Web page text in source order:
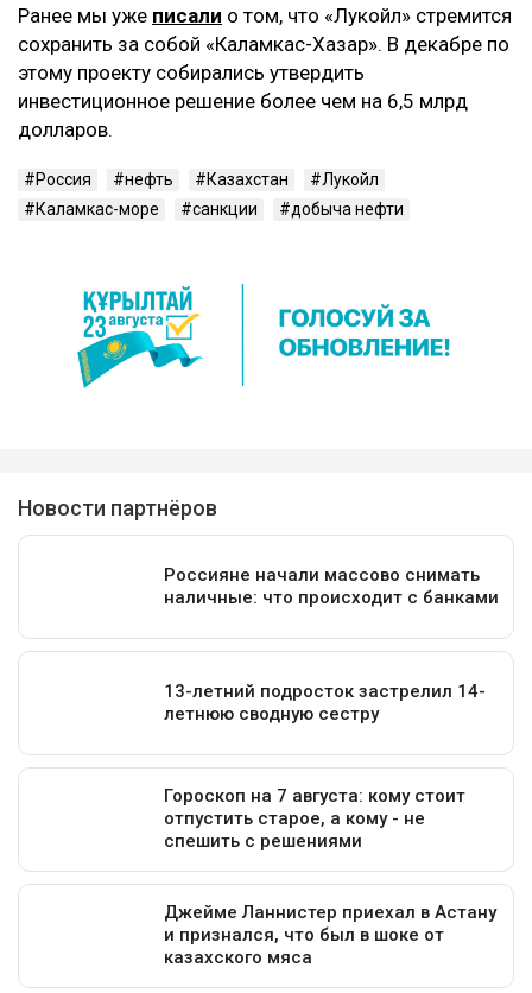
Ранее мы уже писали о том, что «Лукойл» стремится
сохранить за собой «Каламкас-Хазар». В декабре по
этому проекту собирались утвердить
инвестиционное решение более чем на 6,5 млрд
долларов.
Россия нефть Казахстан
Лукойл
Каламкас-море
санкции добыча нефти